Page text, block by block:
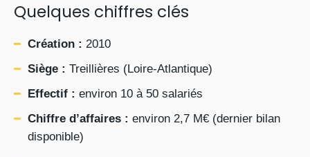
Quelques chiffres clés
Création : 2010
Siège : Treillières (Loire-Atlantique)
Effectif : environ 10 à 50 salariés
Chiffre d’affaires : environ 2,7 M€ (dernier bilan
disponible)